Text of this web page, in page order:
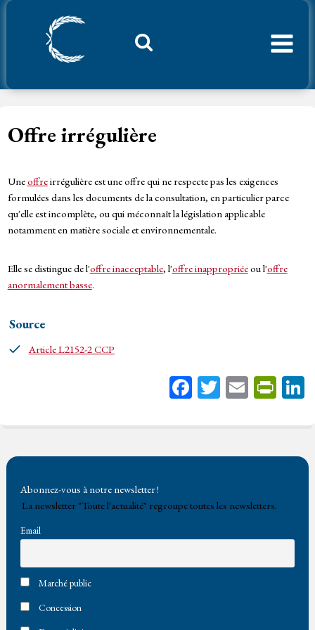
Aller
Offre irrégulière
Uneoffreirrégulière est une offre qui ne respecte pas les exigences
formulées dans les documents de la consultation, en particulier parce
qu'elle est incomplète, ou qui méconnaît la législation applicable
notamment en matière sociale et environnementale.
Elle se distingue de l'offre inacceptable, l'offre inappropriéeou l'offre
anormalement basse.
Source
Article L2152-2 CCP
Fa
bo
ok
T
tt
er
E
ail
Pr
tF
rie
Abonnez-vous à notre newsletter !
La newsletter "Toute l'actualité" regroupe toutes les newsletters.
Email
Marché public
Concession